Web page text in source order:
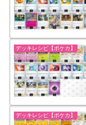
デッキレシピ【ポケカ】
デッキレシピ【ポケカ】